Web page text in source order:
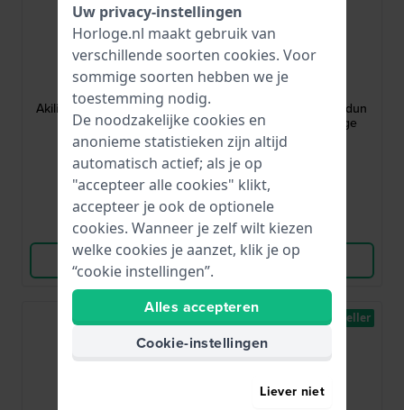
Danish Design
IV92Q1251
Akilia 32 mm Zilver dames
designhorloge
149,-
● Op voorraad
Vergelijk
Bekijk Product
Bering
17031-166
Ultra Slim 31 mm Ultradun
dames designhorloge
€ 189,-
● Op voorraad
Vergelijk
Bekijk Product
Bestseller
Uw privacy-instellingen
Horloge.nl maakt gebruik van
verschillende soorten cookies. Voor
sommige soorten hebben we je
toestemming nodig.
De noodzakelijke cookies en
anonieme statistieken zijn altijd
automatisch actief; als je op
"accepteer alle cookies" klikt,
accepteer je ook de optionele
cookies. Wanneer je zelf wilt kiezen
welke cookies je aanzet, klik je op
“cookie instellingen”.
Alles accepteren
Cookie-instellingen
Liever niet